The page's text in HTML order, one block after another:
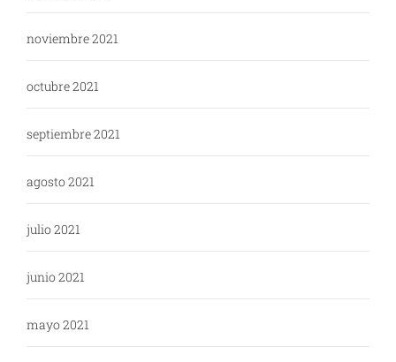
noviembre 2021
octubre 2021
septiembre 2021
agosto 2021
julio 2021
junio 2021
mayo 2021